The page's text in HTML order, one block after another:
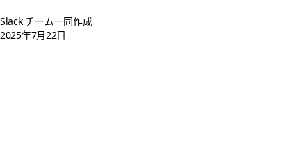
Slack チーム一同作成
2025年7月22日